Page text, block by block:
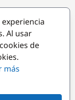
Al usar
de
más